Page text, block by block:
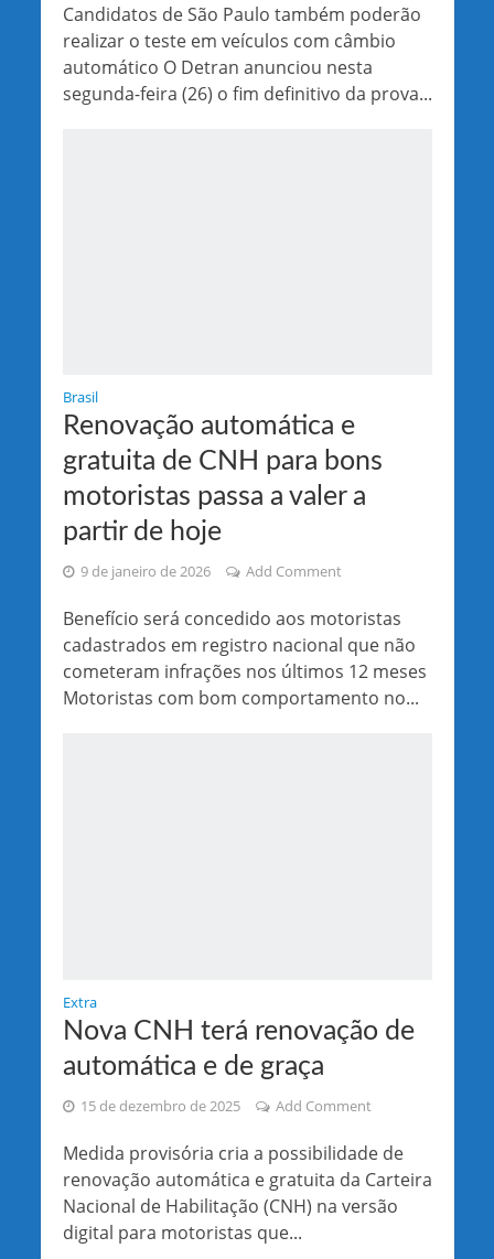
Candidatos de São Paulo também poderão
realizar o teste em veículos com câmbio
automático O Detran anunciou nesta
segunda-feira (26) o fim definitivo da prova...
Brasil
Renovação automática e
gratuita de CNH para bons
motoristas passa a valer a
partir de hoje
9 de janeiro de 2026 Add Comment
Benefício será concedido aos motoristas
cadastrados em registro nacional que não
cometeram infrações nos últimos 12 meses
Motoristas com bom comportamento no...
Extra
Nova CNH terá renovação de
automática e de graça
15 de dezembro de 2025 Add Comment
Medida provisória cria a possibilidade de
renovação automática e gratuita da Carteira
Nacional de Habilitação (CNH) na versão
digital para motoristas que...